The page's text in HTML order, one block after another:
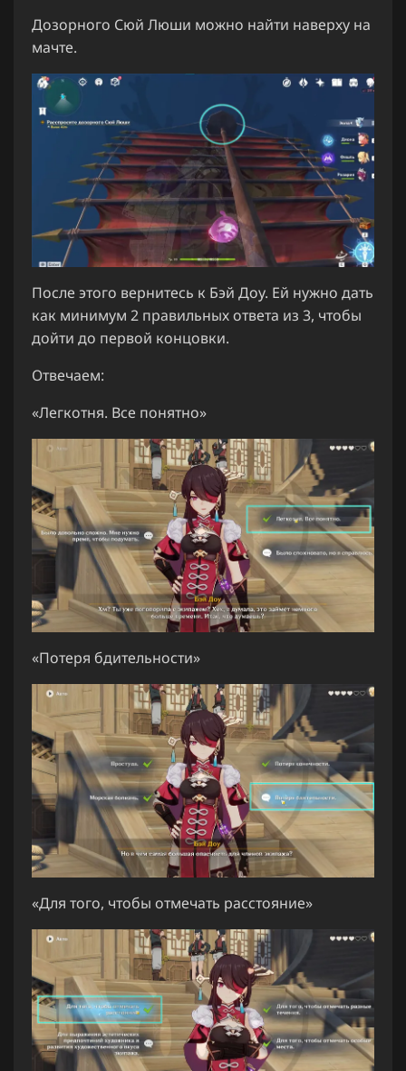
Дозорного Сюй Люши можно найти наверху на
мачте.
После этого вернитесь к Бэй Доу. Ей нужно дать
как минимум 2 правильных ответа из 3, чтобы
дойти до первой концовки.
Отвечаем:
«Легкотня. Все понятно»
«Потеря бдительности»
«Для того, чтобы отмечать расстояние»